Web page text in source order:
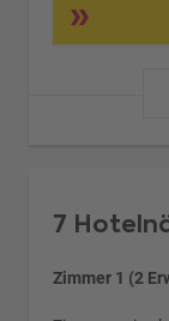
7
Zimmer 1 (2